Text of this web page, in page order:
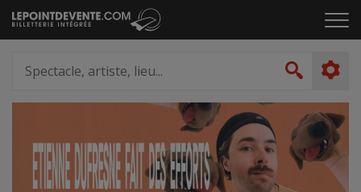
Passer
au
le
artiste,
lieu...